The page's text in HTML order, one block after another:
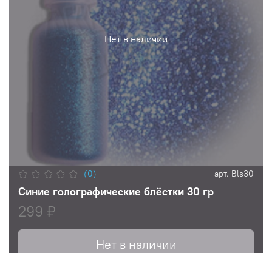
Нет в наличии
(0) арт. Bls30
Синие голографические блёстки 30 гр
299 ₽
Нет в наличии